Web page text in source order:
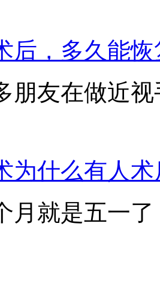
后，多久能
朋友在做近
为什么有人
月就是五一